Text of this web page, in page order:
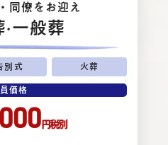
同僚をお迎え
·一般葬
別式 火葬
価格
円税別